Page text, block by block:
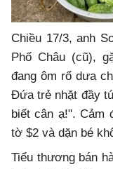
Chiều 17/3, anh
Phố Châu (cũ),
đang ôm rổ dưa
Đứa trẻ nhặt đầy
biết cân ạ!". Cảm
tờ $2 và dặn bé
Tiểu thương bán